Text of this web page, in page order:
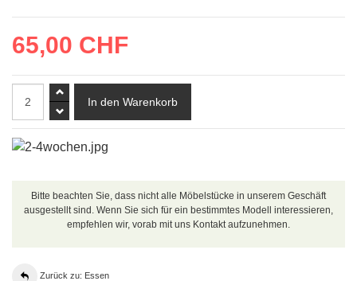
65,00 CHF
Bitte beachten Sie, dass nicht alle Möbelstücke in unserem Geschäft
ausgestellt sind. Wenn Sie sich für ein bestimmtes Modell interessieren,
empfehlen wir, vorab mit uns Kontakt aufzunehmen.
Zurück zu: Essen